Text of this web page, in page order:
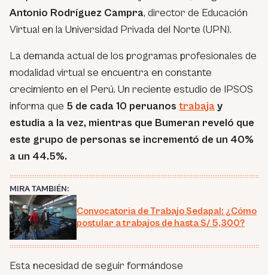
Antonio Rodríguez Campra, director de Educación
Virtual en la Universidad Privada del Norte (UPN).
La demanda actual de los programas profesionales de
modalidad virtual se encuentra en constante
crecimiento en el Perú. Un reciente estudio de IPSOS
informa que 5 de cada 10 peruanos trabaja y
estudia a la vez, mientras que Bumeran reveló que
este grupo de personas se incrementó de un 40%
a un 44.5%.
MIRA TAMBIÉN:
Convocatoria de Trabajo Sedapal: ¿Cómo
postular a trabajos de hasta S/ 5,300?
Esta necesidad de seguir formándose